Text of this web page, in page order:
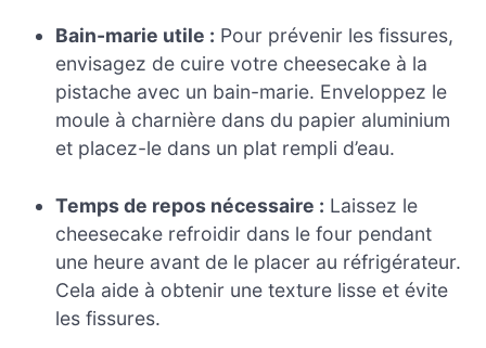
Bain-marie utile : Pour prévenir les fissures,
envisagez de cuire votre cheesecake à la
pistache avec un bain-marie. Enveloppez le
moule à charnière dans du papier aluminium
et placez-le dans un plat rempli d’eau.
Temps de repos nécessaire : Laissez le
cheesecake refroidir dans le four pendant
une heure avant de le placer au réfrigérateur.
Cela aide à obtenir une texture lisse et évite
les fissures.